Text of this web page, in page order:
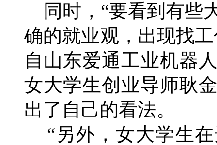
同时，“要看到有些
确的就业观，出现找
自山东爱通工业机器
女大学生创业导师耿
出了自己的看法。
“另外，女大学生在